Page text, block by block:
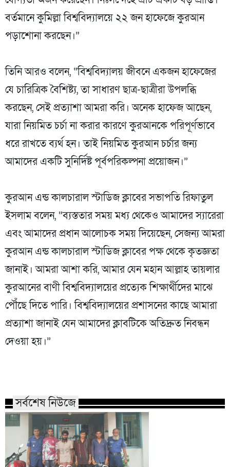
বর্তমানে কুমিল্লা বিশ্ববিদ্যালয়ে ২২ জন হাফেজে কুরআন
পড়াশোনা করছেন।”
‎তিনি আরও বলেন, “​বিশ্ববিদ্যালয় জীবনে একজন হাফেজের
যে চারিত্রিক বৈশিষ্ট্য, তা সাধারণ ছাত্র-ছাত্রীরা উপলব্ধি
করছেন, সেই প্রত্যাশা আমরা করি। অনেক হাফেজ আছেন,
যারা নিয়মিত চর্চা না করার কারণে কুরআনকে পরিপূর্ণভাবে
ধরে রাখতে ব্যর্থ হন। তাই নিয়মিত কুরআন চর্চার জন্য
আমাদের একটি সুনির্দিষ্ট পূর্বপরিকল্পনা প্রয়োজন।”
‎কুরআন এন্ড কালচারাল স্টাডিজ ক্লাবের সভাপতি রিফাতুল
ইসলাম বলেন, “ব্যস্ততার সময় মধ্য থেকেও আমাদের স্যারেরা
এবং আমাদের প্রধান আলোচক সময় দিয়েছেন, সেজন্য আমরা
কুরআন এন্ড কালচারাল স্টাডিজ ক্লাবের পক্ষ থেকে কৃতজ্ঞতা
জানাই। আমরা আশা করি, আমার যেন মহান আল্লাহ তায়লার
কুরআনের বাণী বিশ্ববিদ্যালয়ের প্রত্যেক শিক্ষার্থীদের মাঝে
পৌঁছে দিতে পারি। বিশ্ববিদ্যালয়ের প্রশাসনের কাছে আমারা
প্রত্যাশা জানাই যেন আমাদের ক্লাবটিকে অতিদ্রুত নিবন্ধন
দেওয়া হয়।”
সর্বশেষ নিউজে